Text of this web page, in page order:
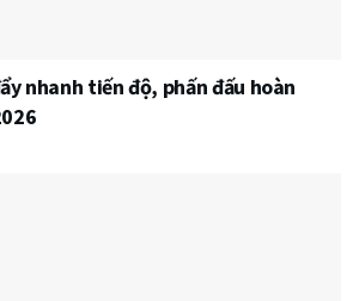
nhanh tiến độ, phấn đấu hoàn